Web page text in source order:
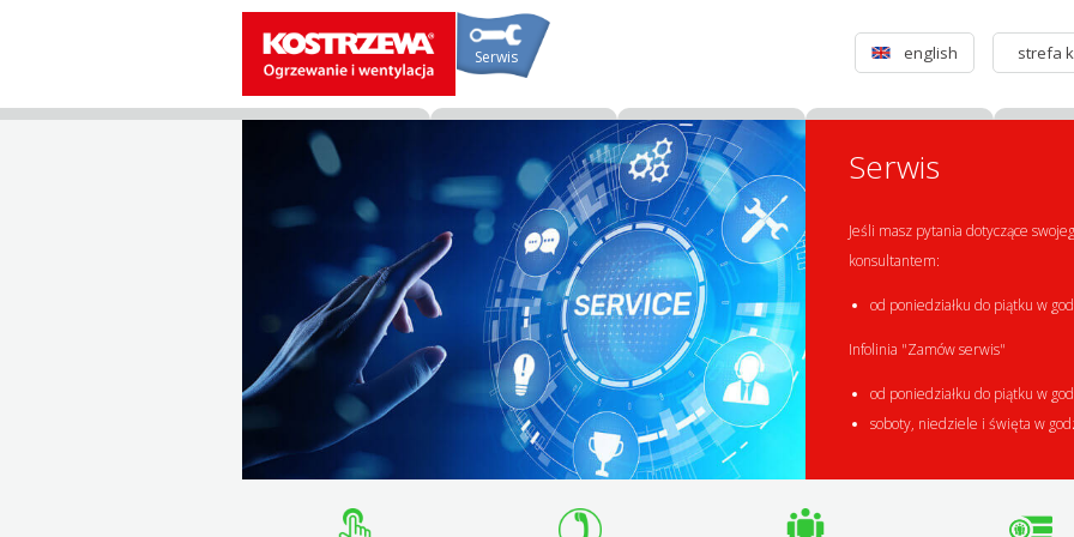
Serwis english strefa
Serwis
Jeśli masz pytania dotyczące
konsultantem:
od poniedziałku do piątku w
Infolinia "Zamów serwis"
od poniedziałku do piątku w
soboty, niedziele i święta w